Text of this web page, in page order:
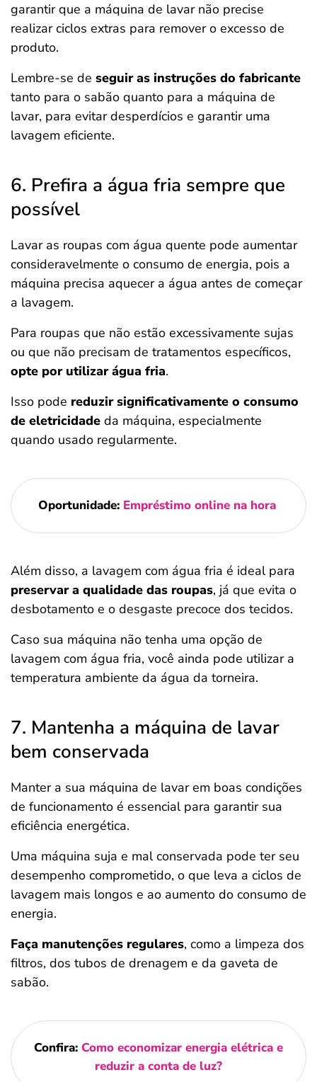
garantir que a máquina de lavar não precise
realizar ciclos extras para remover o excesso de
produto.
Lembre-se de seguir as instruções do fabricante
tanto para o sabão quanto para a máquina de
lavar, para evitar desperdícios e garantir uma
lavagem eficiente.
6. Prefira a água fria sempre que
possível
Lavar as roupas com água quente pode aumentar
consideravelmente o consumo de energia, pois a
máquina precisa aquecer a água antes de começar
a lavagem.
Para roupas que não estão excessivamente sujas
ou que não precisam de tratamentos específicos,
opte por utilizar água fria.
Isso pode reduzir significativamente o consumo
de eletricidade da máquina, especialmente
quando usado regularmente.
Oportunidade: Empréstimo online na hora
Além disso, a lavagem com água fria é ideal para
preservar a qualidade das roupas, já que evita o
desbotamento e o desgaste precoce dos tecidos.
Caso sua máquina não tenha uma opção de
lavagem com água fria, você ainda pode utilizar a
temperatura ambiente da água da torneira.
7. Mantenha a máquina de lavar
bem conservada
Manter a sua máquina de lavar em boas condições
de funcionamento é essencial para garantir sua
eficiência energética.
Uma máquina suja e mal conservada pode ter seu
desempenho comprometido, o que leva a ciclos de
lavagem mais longos e ao aumento do consumo de
energia.
Faça manutenções regulares, como a limpeza dos
filtros, dos tubos de drenagem e da gaveta de
sabão.
Confira: Como economizar energia elétrica e
reduzir a conta de luz?